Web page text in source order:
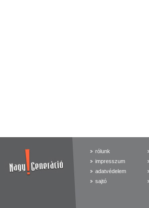
rólunk
impresszum
adatvédelem
sajtó